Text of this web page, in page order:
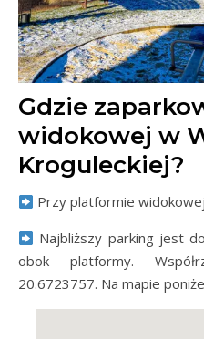
Gdzie
widokowej w
Kroguleckiej?
Przy platformie
Najbliższy parking jest
obok platformy.
20.6723757. Na mapie